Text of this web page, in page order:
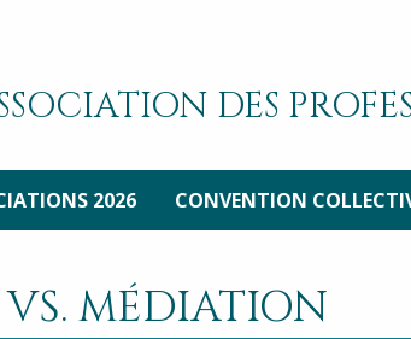
DES
2026 CONVENTION
MÉDIATION